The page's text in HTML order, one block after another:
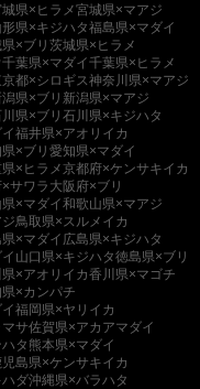
県×ヒラメ宮城県×マアジ
形県×キジハタ福島県×マダイ
×ブリ 茨城県×ヒラメ
千葉県×マダイ千葉県×ヒラメ
京都×シロギス神奈川県×マアジ
潟県×ブリ 新潟県×マアジ
県×ブリ 石川県×キジハタ
福井県×アオリイカ
×ブリ 愛知県×マダイ
×ヒラメ京都府×ケンサキイカ
サワラ 大阪府×ブリ
×マダイ和歌山県×マアジ
鳥取県×スルメイカ
×マダイ 広島県×キジハタ
山口県×キジハタ徳島県×ブリ
×アオリイカ香川県×マゴチ
×カンパチ
福岡県×ヤリイカ
サ佐賀県×アカアマダイ
タ 熊本県×マダイ
児島県×ケンサキイカ
ダ沖縄県×バラハタ